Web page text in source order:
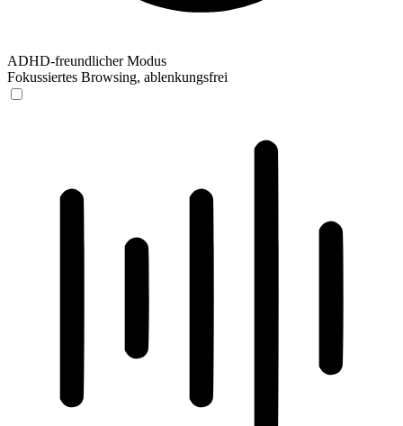
ADHD-freundlicher Modus
Fokussiertes Browsing, ablenkungsfrei